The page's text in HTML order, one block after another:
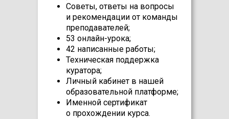
Советы, ответы на вопросы
и рекомендации от команды
преподавателей;
53 онлайн-урока;
42 написанные работы;
Техническая поддержка
куратора;
Личный кабинет в нашей
образовательной платформе;
Именной сертификат
о прохождении курса.